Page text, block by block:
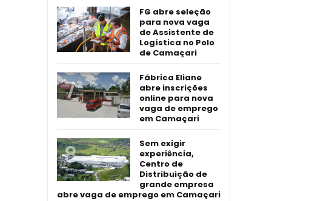
FG abre seleção
para nova vaga
de Assistente de
Logística no Polo
de Camaçari
Fábrica Eliane
abre inscrições
online para nova
vaga de emprego
em Camaçari
Sem exigir
experiência,
Centro de
Distribuição de
grande empresa
abre vaga de emprego em Camaçari